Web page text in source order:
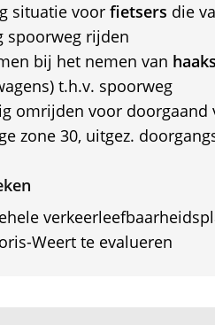
situatie voor fietsers die
spoorweg rijden
bij het nemen van
t.h.v. spoorweg
omrijden voor doorgaand
zone 30, uitgez.
Weert te evalueren